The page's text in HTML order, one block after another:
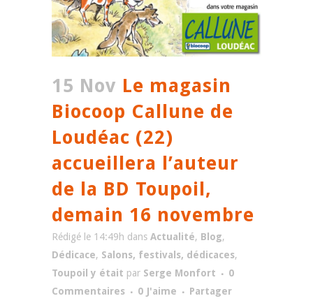
15 Nov Le magasin
Biocoop Callune de
Loudéac (22)
accueillera l’auteur
de la BD Toupoil,
demain 16 novembre
Rédigé le 14:49h dans Actualité, Blog,
Dédicace, Salons, festivals, dédicaces,
Toupoil y était par Serge Monfort
0
Commentaires
0 J'aime Partager